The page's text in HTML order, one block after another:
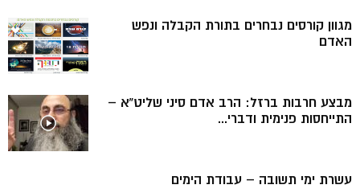
מגוון קורסים נבחרים בתורת הקבלה ונפש
האדם
מבצע חרבות ברזל: הרב אדם סיני שליט”א –
התייחסות פנימית ודברי...
עשרת ימי תשובה – עבודת הימים